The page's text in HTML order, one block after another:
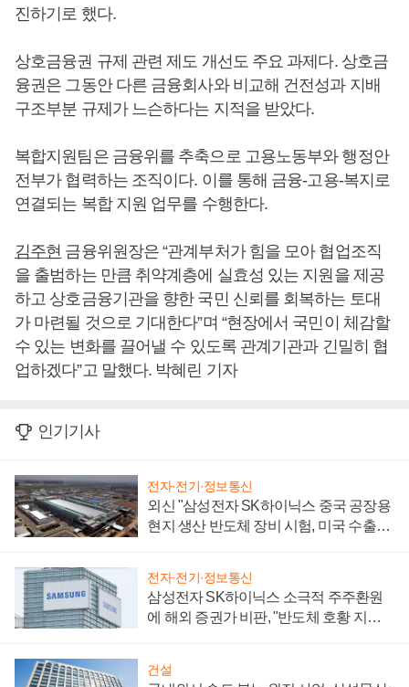
진하기로 했다.
상호금융권 규제 관련 제도 개선도 주요 과제다. 상호금
융권은 그동안 다른 금융회사와 비교해 건전성과 지배
구조부분 규제가 느슨하다는 지적을 받았다.
복합지원팀은 금융위를 추축으로 고용노동부와 행정안
전부가 협력하는 조직이다. 이를 통해 금융-고용-복지로
연결되는 복합 지원 업무를 수행한다.
김주현 금융위원장은 “관계부처가 힘을 모아 협업조직
을 출범하는 만큼 취약계층에 실효성 있는 지원을 제공
하고 상호금융기관을 향한 국민 신뢰를 회복하는 토대
가 마련될 것으로 기대한다”며 “현장에서 국민이 체감할
수 있는 변화를 끌어낼 수 있도록 관계기관과 긴밀히 협
업하겠다”고 말했다. 박혜린 기자
인기기사
전자·전기·정보통신
외신 "삼성전자 SK하이닉스 중국 공장용
현지 생산 반도체 장비 시험, 미국 수출통
전자·전기·정보통신
삼성전자 SK하이닉스 소극적 주주환원
에 해외 증권가 비판, "반도체 호황 지속
건설